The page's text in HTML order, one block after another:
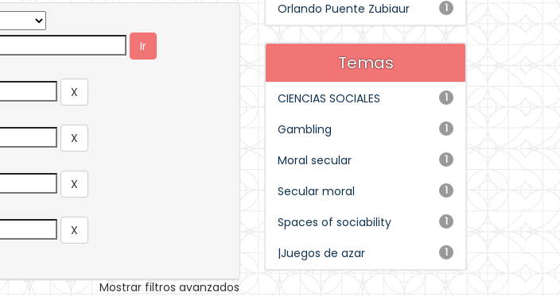
Mostrar filtros avanzados
1
Orlando Puente Zubiaur
Temas
1
CIENCIAS SOCIALES
1
Gambling
1
Moral secular
1
Secular moral
1
Spaces of sociability
1
|Juegos de azar